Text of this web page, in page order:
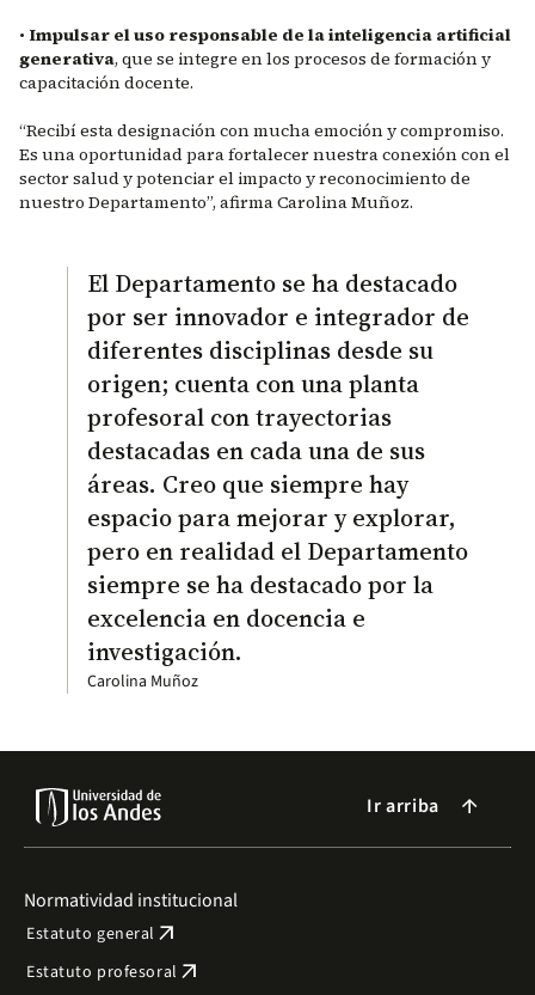
• Impulsar el uso responsable de la inteligencia artificial
generativa, que se integre en los procesos de formación y
capacitación docente.
“Recibí esta designación con mucha emoción y compromiso.
Es una oportunidad para fortalecer nuestra conexión con el
sector salud y potenciar el impacto y reconocimiento de
nuestro Departamento”, afirma Carolina Muñoz.
El Departamento se ha destacado
por ser innovador e integrador de
diferentes disciplinas desde su
origen; cuenta con una planta
profesoral con trayectorias
destacadas en cada una de sus
áreas. Creo que siempre hay
espacio para mejorar y explorar,
pero en realidad el Departamento
siempre se ha destacado por la
excelencia en docencia e
investigación.
Carolina Muñoz
Ir arriba arrow_forward
Normatividad institucional
Estatuto general arrow_outward
Estatuto profesoral arrow_outward